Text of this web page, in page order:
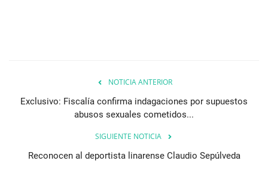
NOTICIA ANTERIOR
Exclusivo: Fiscalía confirma indagaciones por supuestos
abusos sexuales cometidos...
SIGUIENTE NOTICIA
Reconocen al deportista linarense Claudio Sepúlveda